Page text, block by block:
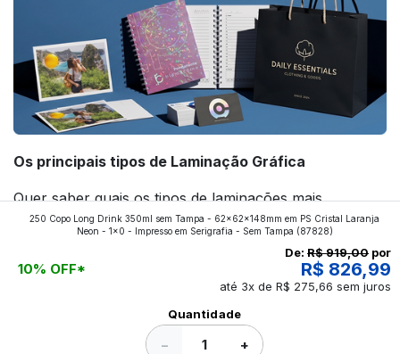
Os principais tipos de Laminação Gráfica
Quer saber quais os tipos de laminações mais
aplicados nos impressos da gráfica FuturaIM? Então,
continue a leitura que vamos revelar para você!
250 Copo Long Drink 350ml sem Tampa - 62x62x148mm em PS Cristal Laranja
Neon - 1x0 - Impresso em Serigrafia - Sem Tampa (87828)
10% OFF*
De: R$ 919,00 por
R$ 826,99
até 3x de R$ 275,66 sem juros
Quantidade
− +